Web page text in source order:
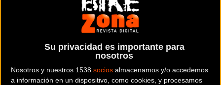
Su privacidad es importante para
nosotros
Nosotros y nuestros 1538 socios almacenamos y/o accedemos
a información en un dispositivo, como cookies, y procesamos
Web y RRSS de la tienda